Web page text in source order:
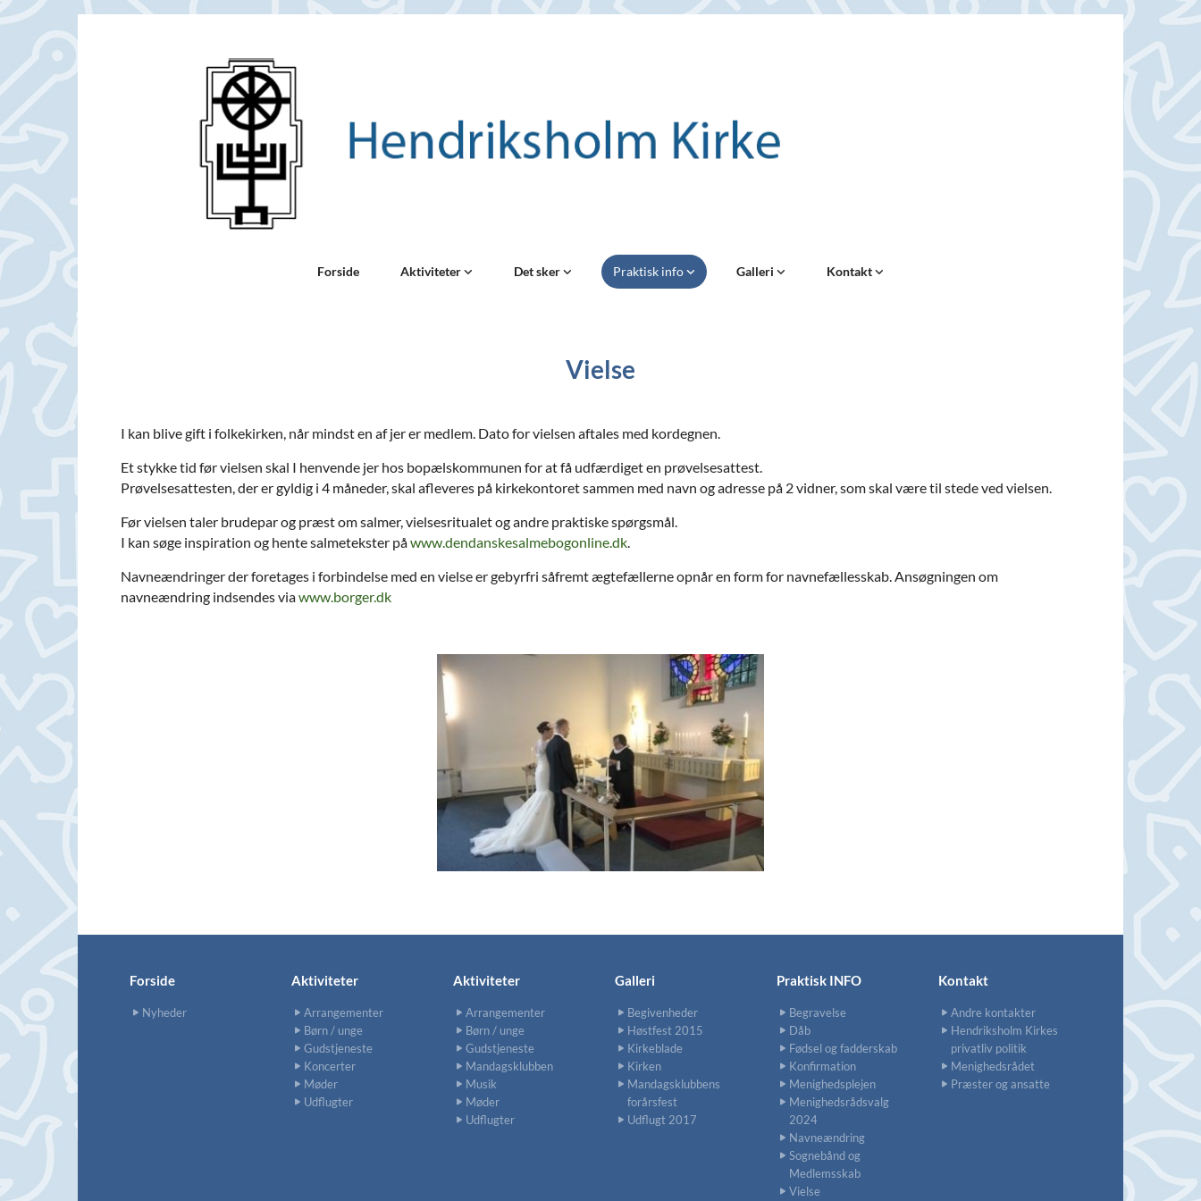
Forside Aktiviteter Det sker Praktisk info Galleri Kontakt
Vielse
I kan blive gift i folkekirken, når mindst en af jer er medlem. Dato for vielsen aftales med kordegnen.
Et stykke tid før vielsen skal I henvende jer hos bopælskommunen for at få udfærdiget en prøvelsesattest.
Prøvelsesattesten, der er gyldig i 4 måneder, skal afleveres på kirkekontoret sammen med navn og adresse på 2 vidner, som skal være til stede ved vielsen.
Før vielsen taler brudepar og præst om salmer, vielsesritualet og andre praktiske spørgsmål.
I kan søge inspiration og hente salmetekster påwww.dendanskesalmebogonline.dk
Navneændringer der foretages i forbindelse med en vielse er gebyrfri såfremt ægtefællerne opnår en form for navnefællesskab. Ansøgningen om
navneændring indsendes viawww.borger.dk
Forside
Nyheder
Aktiviteter
Arrangementer
Børn / unge
Gudstjeneste
Koncerter
Møder
Udflugter
Aktiviteter
Arrangementer
Børn / unge
Gudstjeneste
Mandagsklubben
Musik
Møder
Udflugter
Galleri
Begivenheder
Høstfest 2015
Kirkeblade
Kirken
Mandagsklubbens
forårsfest
Udflugt 2017
Praktisk INFO
Begravelse
Dåb
Fødsel og fadderskab
Konfirmation
Menighedsplejen
Menighedsrådsvalg
2024
Navneændring
Sognebånd og
Medlemsskab
Vielse
Kontakt
Andre kontakter
Hendriksholm Kirkes
privatliv politik
Menighedsrådet
Præster og ansatte